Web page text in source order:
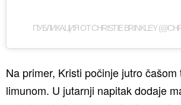
ПУБЛИКАЦИЯ ОТ CHRISTIE BRINKLEY
Na primer, Kristi počinje jutro
limunom. U jutarnji napitak dodaje